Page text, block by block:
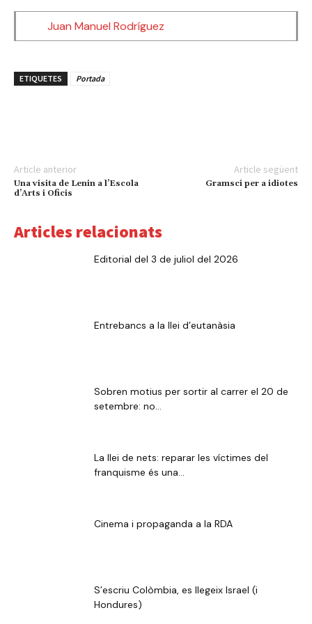
Juan Manuel Rodríguez
ETIQUETES Portada
Article anterior
Una visita de Lenin a l’Escola
d’Arts i Oficis
Article següent
Gramsci per a idiotes
Articles relacionats
Editorial del 3 de juliol del 2026
Entrebancs a la llei d’eutanàsia
Sobren motius per sortir al carrer el 20 de
setembre: no...
La llei de nets: reparar les víctimes del
franquisme és una...
Cinema i propaganda a la RDA
S’escriu Colòmbia, es llegeix Israel (i
Hondures)